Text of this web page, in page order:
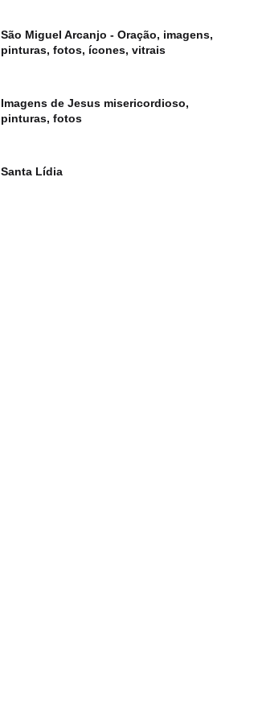
São Miguel Arcanjo - Oração, imagens,
pinturas, fotos, ícones, vitrais
Imagens de Jesus misericordioso,
pinturas, fotos
Santa Lídia